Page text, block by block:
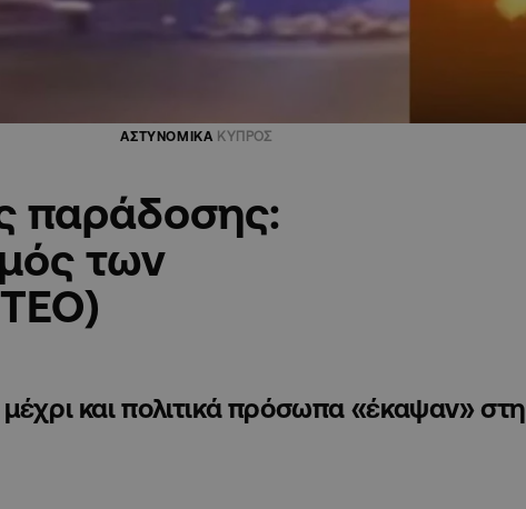
ΑΣΤΥΝΟΜΙΚΑ ΚΥΠΡΟΣ
παράδοσης:
των
και πολιτικά πρόσωπα «έκαψαν» στη